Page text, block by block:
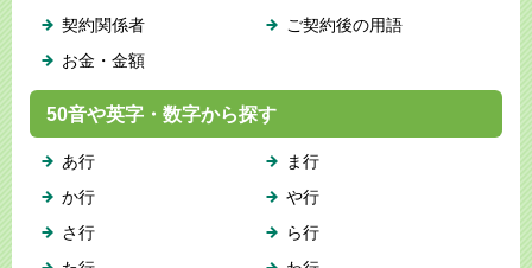
契約関係者
お金・金額
ご契約後の用語
50音や英字・数字から探す
あ行
か行
さ行
ま行
や行
ら行